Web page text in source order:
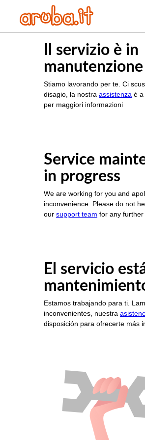
Il servizio è in
manutenzione
Stiamo lavorando per te. Ci
disagio, la nostra assistenza è a
per maggiori informazioni
Service
in progress
We are working for you and
inconvenience. Please do not
our support team for any
El servicio
Estamos trabajando para ti.
inconvenientes, nuestra
disposición para ofrecerte más